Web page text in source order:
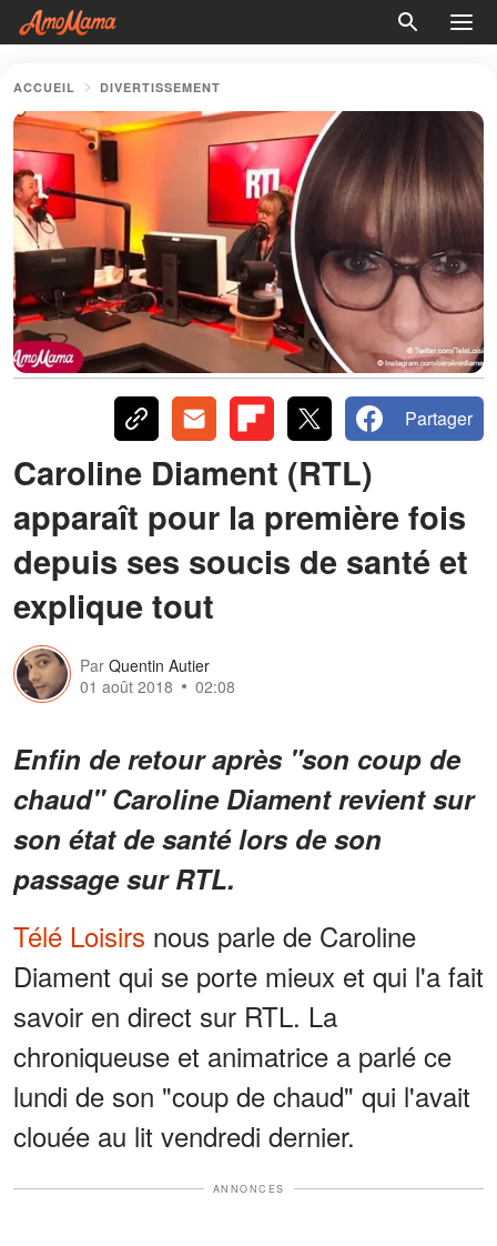
ACCUEIL DIVERTISSEMENT
Partager
Caroline Diament (RTL)
apparaît pour la première fois
depuis ses soucis de santé et
explique tout
Par Quentin Autier
01 août 2018
02:08
Enfin de retour après "son coup de
chaud" Caroline Diament revient sur
son état de santé lors de son
passage sur RTL.
Télé Loisirs nous parle de Caroline
Diament qui se porte mieux et qui l'a fait
savoir en direct sur RTL. La
chroniqueuse et animatrice a parlé ce
lundi de son "coup de chaud" qui l'avait
clouée au lit vendredi dernier.
ANNONCES